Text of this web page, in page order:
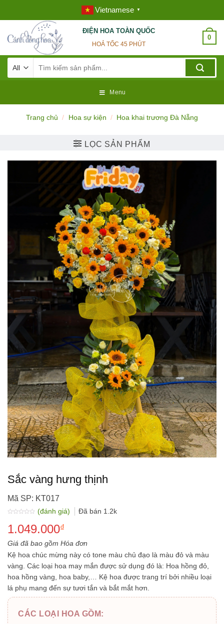
to
content
Vietnamese ▼
ĐIỆN HOA TOÀN QUỐC
HOẢ TỐC 45 PHÚT
0
kiếm:
Menu
Trang chủ / Hoa sự kiện / Hoa khai trương Đà Nẵng
LỌC SẢN PHẨM
Sắc vàng hưng thịnh
Mã SP: KT017
xếp
hạng
5
sao
(đánh giá) Đã bán 1.2k
1.049.000₫
Giá đã bao gồm Hóa đơn
Kệ hoa chúc mừng này có tone màu chủ đạo là màu đỏ và màu
vàng. Các loại hoa may mắn được sử dụng đó là: Hoa hồng đỏ,
hoa hồng vàng, hoa baby,… Kệ hoa được trang trí bởi nhiều loại
lá phụ mang đến sự tươi tắn và bắt mắt hơn.
CÁC LOẠI HOA GỒM: